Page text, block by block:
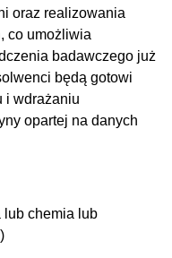
oraz realizowania
co umożliwia
badawczego już
będą gotowi
i wdrażaniu
opartej na danych
chemia lub